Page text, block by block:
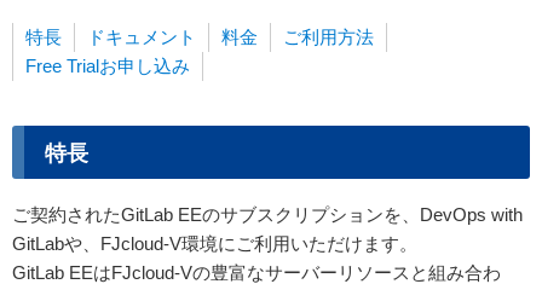
特長 ドキュメント 料金
ご利用方法
Free Trialお申し込み
特長
ご契約されたGitLab EEのサブスクリプションを、DevOps with
GitLabや、FJcloud-V環境にご利用いただけます。
GitLab EEはFJcloud-Vの豊富なサーバーリソースと組み合わ